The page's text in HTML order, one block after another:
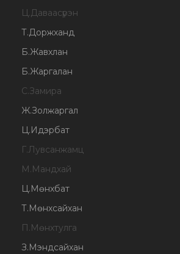
Ц.Даваасүрэн
Т.Доржханд
Б.Жавхлан
Б.Жаргалан
С.Замира
Ж.Золжаргал
Ц.Идэрбат
Г.Лувсанжамц
М.Мандхай
Ц.Мөнхбат
Т.Мөнхсайхан
П.Мөнхтулга
З.Мэндсайхан